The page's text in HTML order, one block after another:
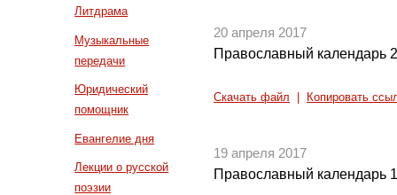
Литдрама
Музыкальные
передачи
Юридический
помощник
Евангелие дня
Лекции о русской
поэзии
20 апреля 2017
Православный календарь
Скачать файл Копировать
19 апреля 2017
Православный календарь